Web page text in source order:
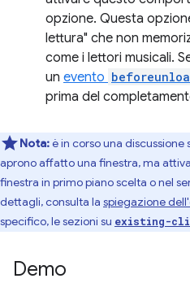
opzione. Questa
lettura" che non
come i lettori musicali.
un evento
prima del
Nota:è in corso una
aprono affatto una finestra, ma
finestra in primo piano scelta o nel
dettagli, consulta la spiegazione
specifico, le sezioni su existing-
Demo